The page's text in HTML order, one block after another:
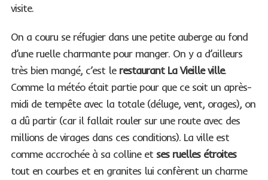
visite.
On a couru se réfugier dans une petite auberge au fond
d’une ruelle charmante pour manger. On y a d’ailleurs
très bien mangé, c’est le restaurant La Vieille ville.
Comme la météo était partie pour que ce soit un après-
midi de tempête avec la totale (déluge, vent, orages), on
a dû partir (car il fallait rouler sur une route avec des
millions de virages dans ces conditions). La ville est
comme accrochée à sa colline et ses ruelles étroites
tout en courbes et en granites lui confèrent un charme